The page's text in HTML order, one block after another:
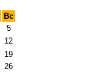
Вс
5
12
19
26